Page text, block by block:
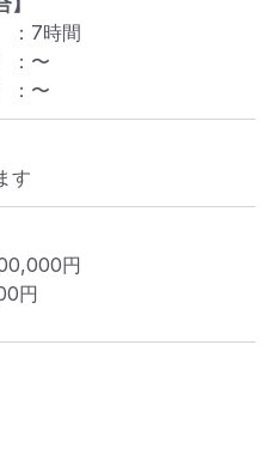
： 7時間
： 〜
： 〜
す
円
円